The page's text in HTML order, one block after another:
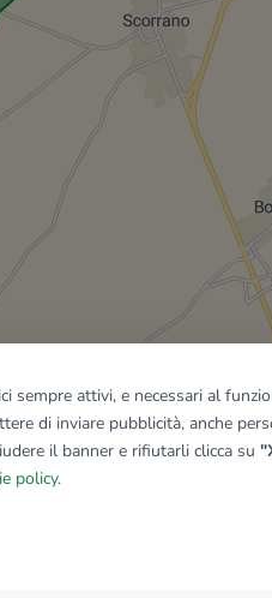
Mostra tutti gli immobili del riquadro
sempre attivi, e necessari al
di inviare pubblicità, anche
il banner e rifiutarli clicca su
policy.